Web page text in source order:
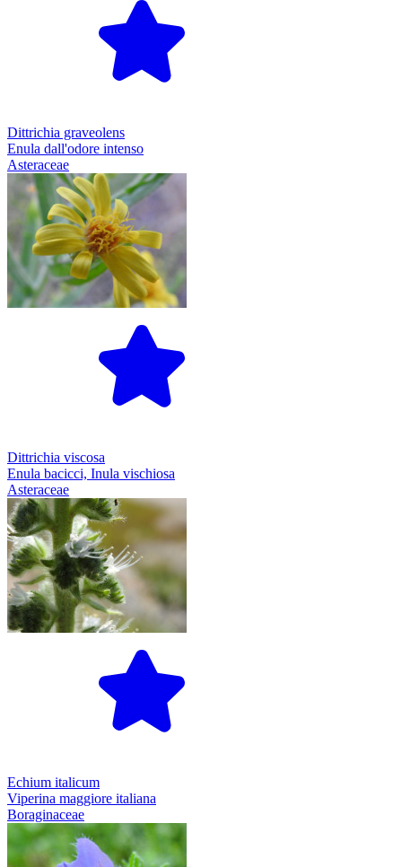
Dittrichia graveolens
Enula dall'odore intenso
Asteraceae
Dittrichia viscosa
Enula bacicci, Inula vischiosa
Asteraceae
Echium italicum
Viperina maggiore italiana
Boraginaceae